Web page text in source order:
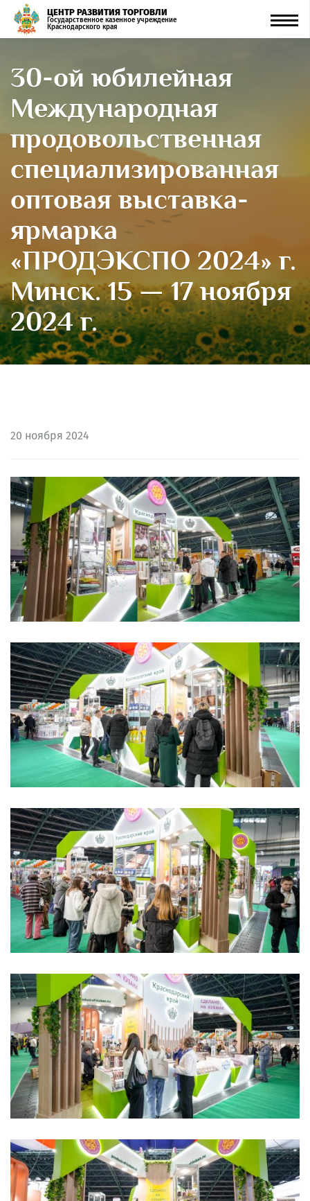
ЦЕНТР РАЗВИТИЯ ТОРГОВЛИ
Государственное казенное учреждение
Краснодарского края
30-ой юбилейная
Международная
продовольственная
специализированная
оптовая выставка-
ярмарка
«ПРОДЭКСПО 2024» г.
Минск. 15 — 17 ноября
2024 г.
20 ноября 2024